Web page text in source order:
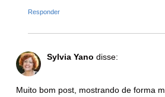
Responder
Sylvia Yano disse:
Muito bom post, mostrando de forma